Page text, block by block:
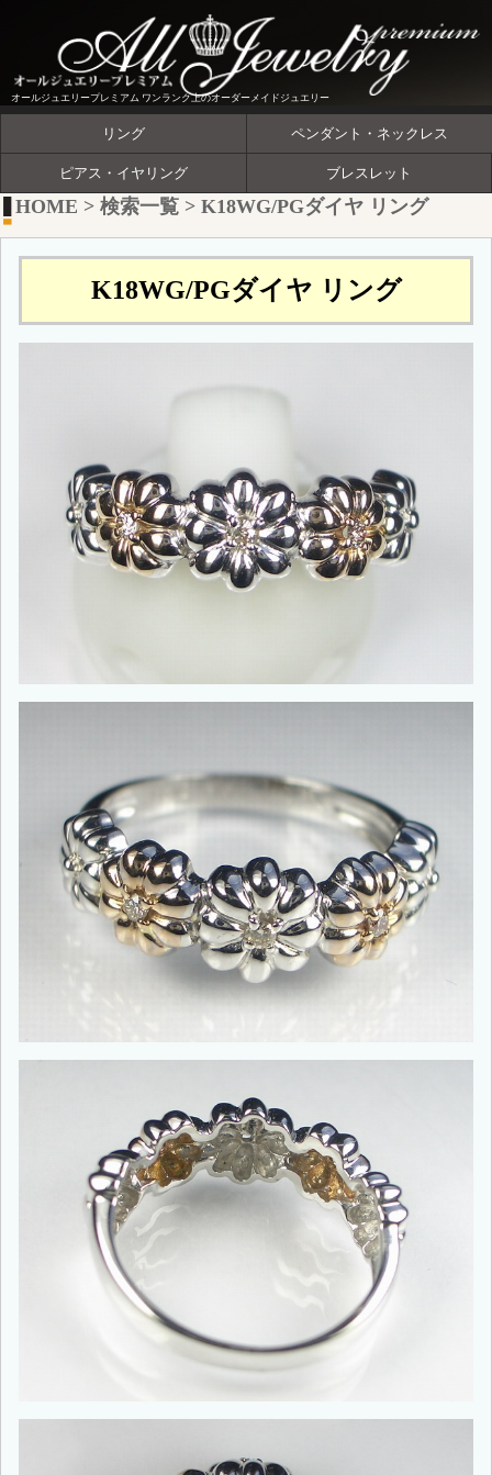
オールジュエリープレミアム ワンランク上のオーダーメイドジュエリー
リング ペンダント・ネックレス
ピアス・イヤリング ブレスレット
HOME > 検索一覧 > K18WG/PGダイヤ リング
K18WG/PGダイヤ リング